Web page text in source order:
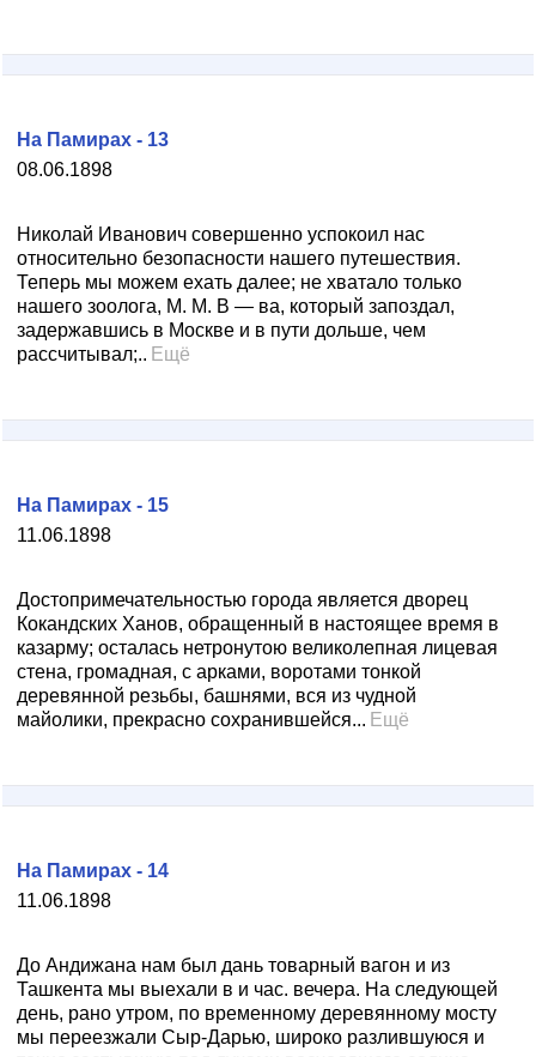
08.06.1898
На Памирах - 13
Николай Иванович совершенно успокоил нас
относительно безопасности нашего путешествия.
Теперь мы можем ехать далее; не хватало только
нашего зоолога, М. М. В — ва, который запоздал,
задержавшись в Москве и в пути дольше, чем
рассчитывал;.. Ещё
11.06.1898
На Памирах - 15
Достопримечательностью города является дворец
Кокандских Ханов, обращенный в настоящее время в
казарму; осталась нетронутою великолепная лицевая
стена, громадная, с арками, воротами тонкой
деревянной резьбы, башнями, вся из чудной
майолики, прекрасно сохранившейся... Ещё
11.06.1898
На Памирах - 14
До Андижана нам был дань товарный вагон и из
Ташкента мы выехали в и час. вечера. На следующей
день, рано утром, по временному деревянному мосту
мы переезжали Сыр-Дарью, широко разлившуюся и